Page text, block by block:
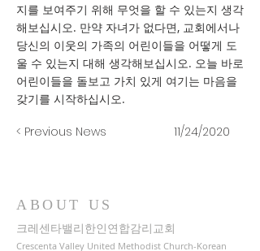
지를 보여주기 위해 무엇을 할 수 있는지 생각
해보십시오. 만약 자녀가 없다면, 교회에서나
당신의 이웃의 가족의 어린이들을 어떻게 도
울 수 있는지 대해 생각해보십시오. 오늘 바로
어린이들을 돌보고 가치 있게 여기는 마음을
갖기를 시작하십시오.
< Previous News 11/24/2020
ABOUT US
크레센타밸리한인연합감리교회
Crescenta Valley United Methodist Church-Korean